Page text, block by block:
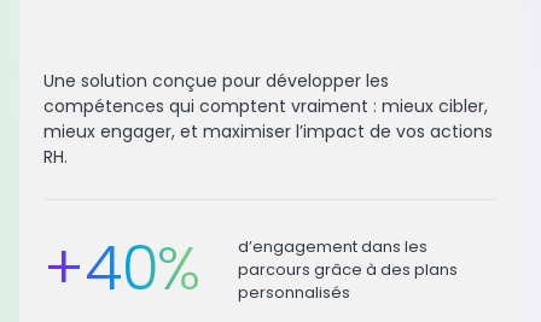
Une solution conçue pour développer les
compétences qui comptent vraiment : mieux cibler,
mieux engager, et maximiser l’impact de vos actions
RH.
+40%
d’engagement dans les
parcours grâce à des plans
personnalisés